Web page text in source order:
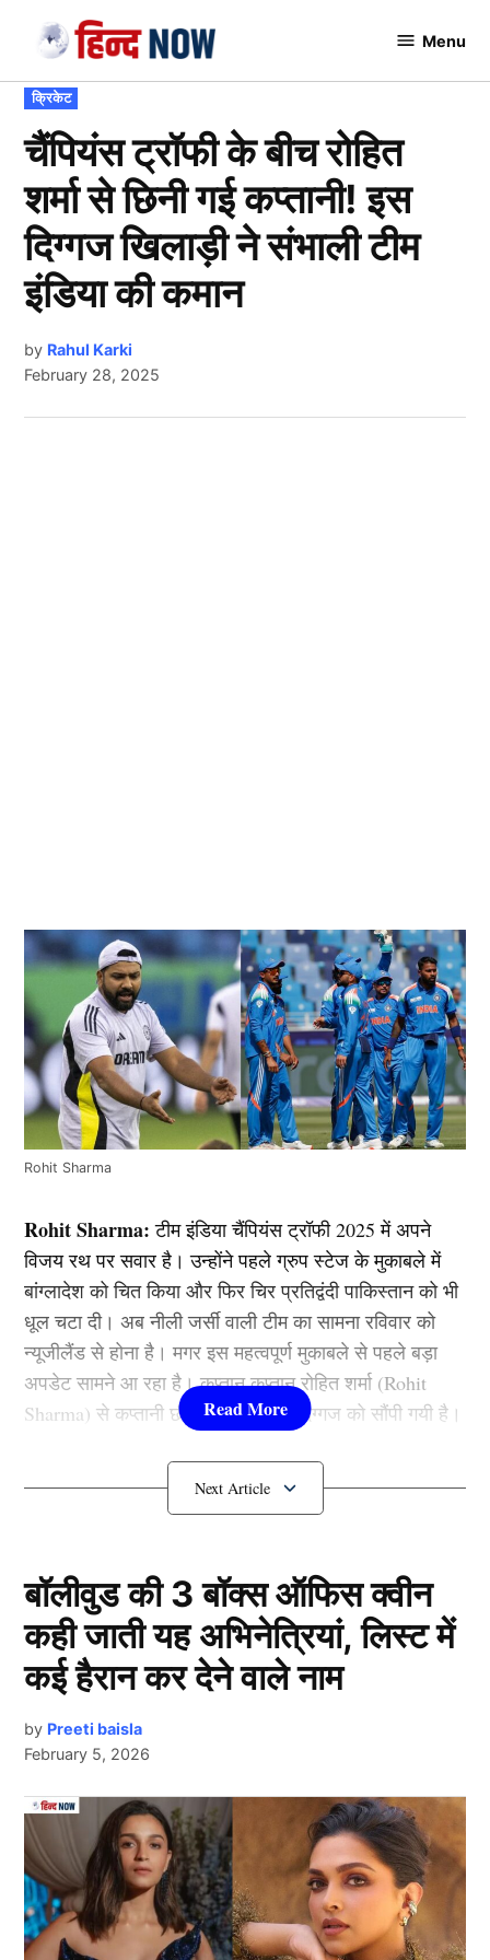
content
Menu
POSTED
IN
क्रिकेट
चैंपियंस ट्रॉफी के बीच रोहित
शर्मा से छिनी गई कप्तानी! इस
दिग्गज खिलाड़ी ने संभाली टीम
इंडिया की कमान
by Rahul Karki
February 28, 2025
Rohit Sharma
Rohit Sharma: टीम इंडिया चैंपियंस ट्रॉफी 2025 में अपने
विजय रथ पर सवार है। उन्होंने पहले ग्रुप स्टेज के मुकाबले में
बांग्लादेश को चित किया और फिर चिर प्रतिद्वंदी पाकिस्तान को भी
धूल चटा दी। अब नीली जर्सी वाली टीम का सामना रविवार को
न्यूजीलैंड से होना है। मगर इस महत्वपूर्ण मुकाबले से पहले बड़ा
अपडेट सामने आ रहा है। कप्तान कप्तान रोहित शर्मा (Rohit
Sharma) से कप्तानी छीन कर एक अन्य दिग्गज को सौंपी गयी है।
Rohit Sharma के हाथ से गई कप्तान!
Rohit Sharma
दरअसल, पाकिस्तान के खिलाफ मुकाबले के दौरान रोहित शर्मा
(Rohit Sharma) को हैमस्ट्रिंग की समस्या हो गई थी, जिसके
कारण उन्हें कुछ देर के लिए मैदान भी छोड़ना पड़ा था। मैच खत्म
होने के बाद रोहित ने बताया कि उनकी चोट अब ठीक है, लेकिन
यह पूरा सच नहीं लगता। बुधवार को उन्होंने प्रैक्टिस सेशन के
Next Article
बॉलीवुड की 3 बॉक्स ऑफिस क्वीन
कही जाती यह अभिनेत्रियां, लिस्ट में
कई हैरान कर देने वाले नाम
by Preeti baisla
February 5, 2026